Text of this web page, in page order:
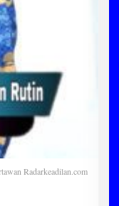
Radarkeadilan.com